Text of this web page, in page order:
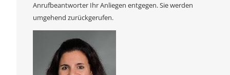
Anrufbeantworter Ihr Anliegen entgegen. Sie werden
umgehend zurückgerufen.